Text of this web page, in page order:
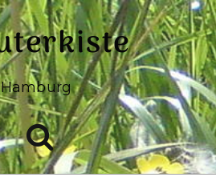
Hamburg